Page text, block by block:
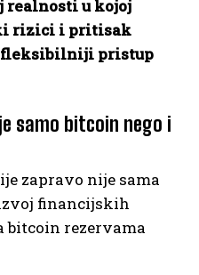
realnosti u kojoj
rizici i pritisak
pristup
samo bitcoin nego i
zapravo nije sama
financijskih
bitcoin rezervama